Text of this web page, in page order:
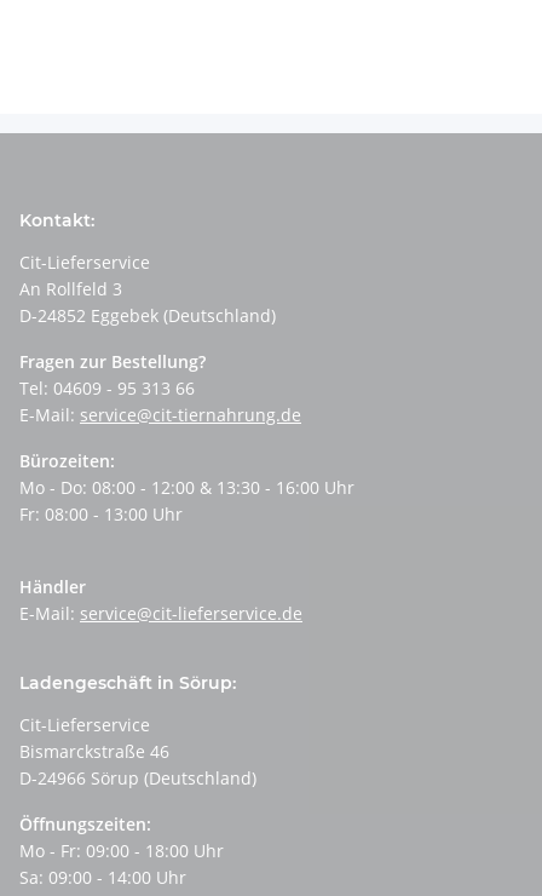
Kontakt:
Cit-Lieferservice
An Rollfeld 3
D-24852 Eggebek (Deutschland)
Fragen zur Bestellung?
Tel: 04609 - 95 313 66
E-Mail: service@cit-tiernahrung.de
Bürozeiten:
Mo - Do: 08:00 - 12:00 & 13:30 - 16:00 Uhr
Fr: 08:00 - 13:00 Uhr
Händler
E-Mail: service@cit-lieferservice.de
Ladengeschäft in Sörup:
Cit-Lieferservice
Bismarckstraße 46
D-24966 Sörup (Deutschland)
Öffnungszeiten:
Mo - Fr: 09:00 - 18:00 Uhr
Sa: 09:00 - 14:00 Uhr